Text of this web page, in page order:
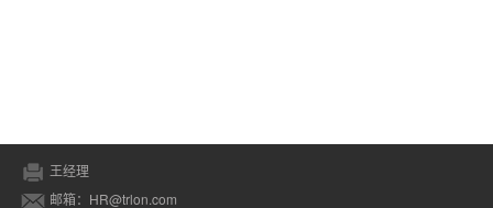
王经理
邮箱：HR@trlon.com